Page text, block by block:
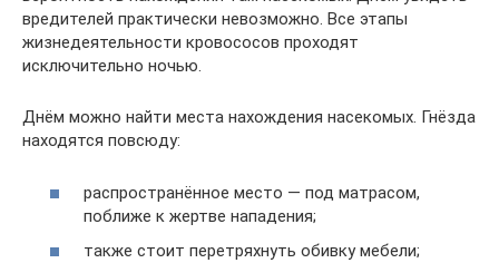
вредителей практически невозможно. Все этапы
жизнедеятельности кровососов проходят
исключительно ночью.
Днём можно найти места нахождения насекомых. Гнёзда
находятся повсюду:
распространённое место — под матрасом,
поближе к жертве нападения;
также стоит перетряхнуть обивку мебели;